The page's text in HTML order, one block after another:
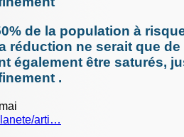
de la population à
réduction ne serait que de
également être saturés,
.
arti…